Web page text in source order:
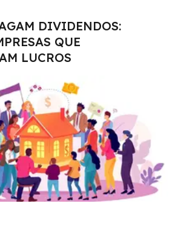
DIVIDENDOS:
QUE
LUCROS